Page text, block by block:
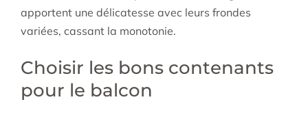
apportent une délicatesse avec leurs frondes
variées, cassant la monotonie.
Choisir les bons contenants
pour le balcon